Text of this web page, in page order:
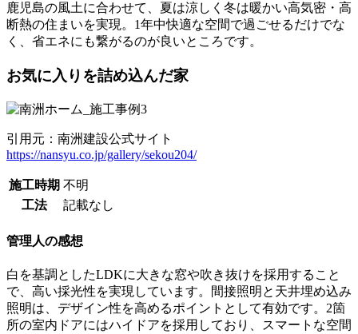
鹿児島の風土に合わせて、夏は涼しく冬は暖かい高気密・高
断熱の住まいを実現。1年中快適な空間で過ごせるだけでな
く、省エネにも繋がるのが良いところです。
お気に入りを詰め込んだ家
引用元：南洲建設公式サイト
https://nansyu.co.jp/gallery/sekou204/
施工時期 不明
工法
記載なし
管理人の感想
白を基調としたLDKに大きな窓や吹き抜けを採用すること
で、高い採光性を実現しています。間接照明と天井埋め込み
照明は、デザイン性を高めるポイントとして有効です。2箇
所の室内ドアにはハイドアを採用しており、スマートな空間